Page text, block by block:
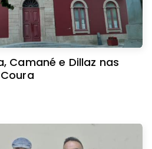
Camané e Dillaz nas